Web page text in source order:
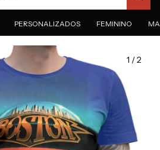
PERSONALIZADOS FEMININO
1 /2